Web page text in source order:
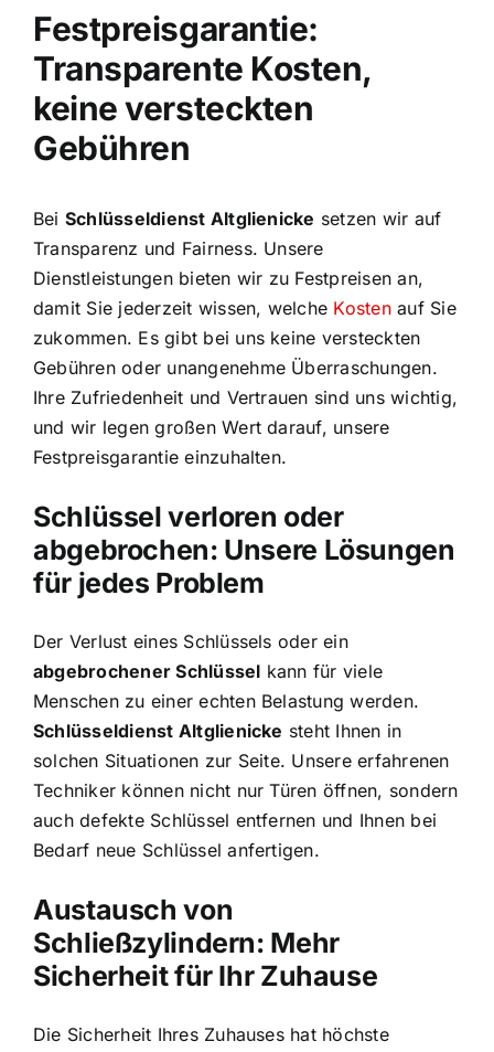
Festpreisgarantie:
Transparente Kosten,
keine versteckten
Gebühren
Bei Schlüsseldienst Altglienicke setzen wir auf
Transparenz und Fairness. Unsere
Dienstleistungen bieten wir zu Festpreisen an,
damit Sie jederzeit wissen, welche Kostenauf Sie
zukommen. Es gibt bei uns keine versteckten
Gebühren oder unangenehme Überraschungen.
Ihre Zufriedenheit und Vertrauen sind uns wichtig,
und wir legen großen Wert darauf, unsere
Festpreisgarantie einzuhalten.
Schlüssel verloren oder
abgebrochen: Unsere Lösungen
für jedes Problem
Der Verlust eines Schlüssels oder ein
abgebrochener Schlüssel kann für viele
Menschen zu einer echten Belastung werden.
Schlüsseldienst Altglienicke steht Ihnen in
solchen Situationen zur Seite. Unsere erfahrenen
Techniker können nicht nur Türen öffnen, sondern
auch defekte Schlüssel entfernen und Ihnen bei
Bedarf neue Schlüssel anfertigen.
Austausch von
Schließzylindern: Mehr
Sicherheit für Ihr Zuhause
Die Sicherheit Ihres Zuhauses hat höchste